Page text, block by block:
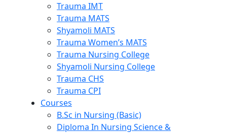
Trauma IMT
Trauma MATS
Shyamoli MATS
Trauma Women’s MATS
Trauma Nursing College
Shyamoli Nursing College
Trauma CHS
Trauma CPI
Courses
B.Sc in Nursing (Basic)
Diploma In Nursing Science &